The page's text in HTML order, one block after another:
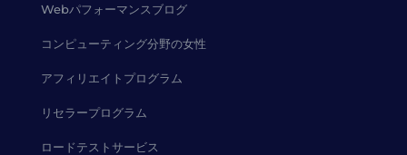
Webパフォーマンスブログ
コンピューティング分野の女性
アフィリエイトプログラム
リセラープログラム
ロードテストサービス